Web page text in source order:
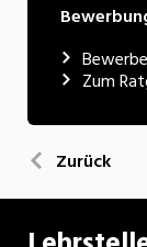
Zum
Zurück